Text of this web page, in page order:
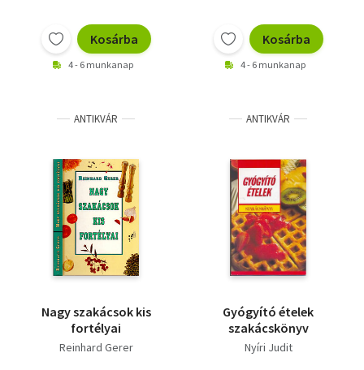
Kosárba
4 - 6 munkanap
Kosárba
4 - 6 munkanap
ANTIKVÁR
Nagy szakácsok kis
fortélyai
Reinhard Gerer
ANTIKVÁR
Gyógyító ételek
szakácskönyv
Nyíri Judit